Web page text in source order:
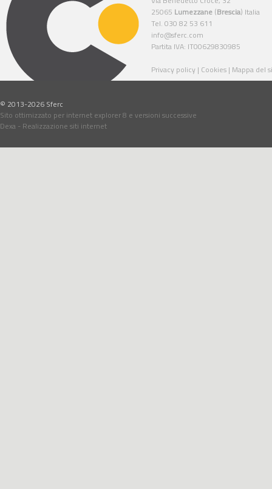
25065 Lumezzane (Brescia) Italia
Tel. 030 82 53 611
info@sferc.com
Partita IVA: IT00629830985
Privacy policy | Cookies | Mappa del
© 2013-2026 Sferc
Sito ottimizzato per internet explorer 8 e versioni successive
Dexa - Realizzazione siti internet